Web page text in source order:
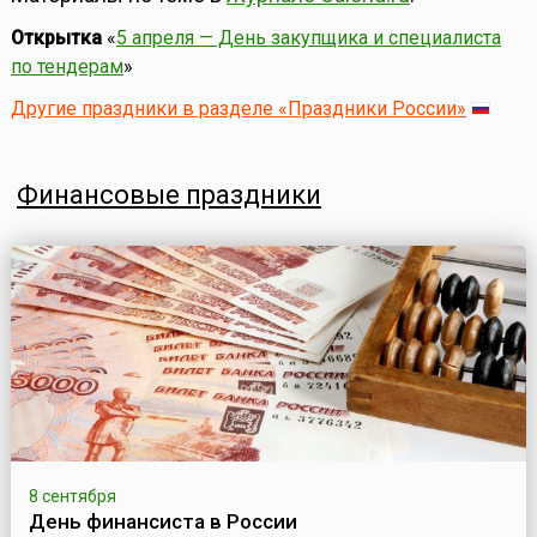
Открытка«5 апреля — День закупщика и специалиста
по тендерам»
Другие праздники в разделе «Праздники России»
Финансовые праздники
8 сентября
День финансиста в России